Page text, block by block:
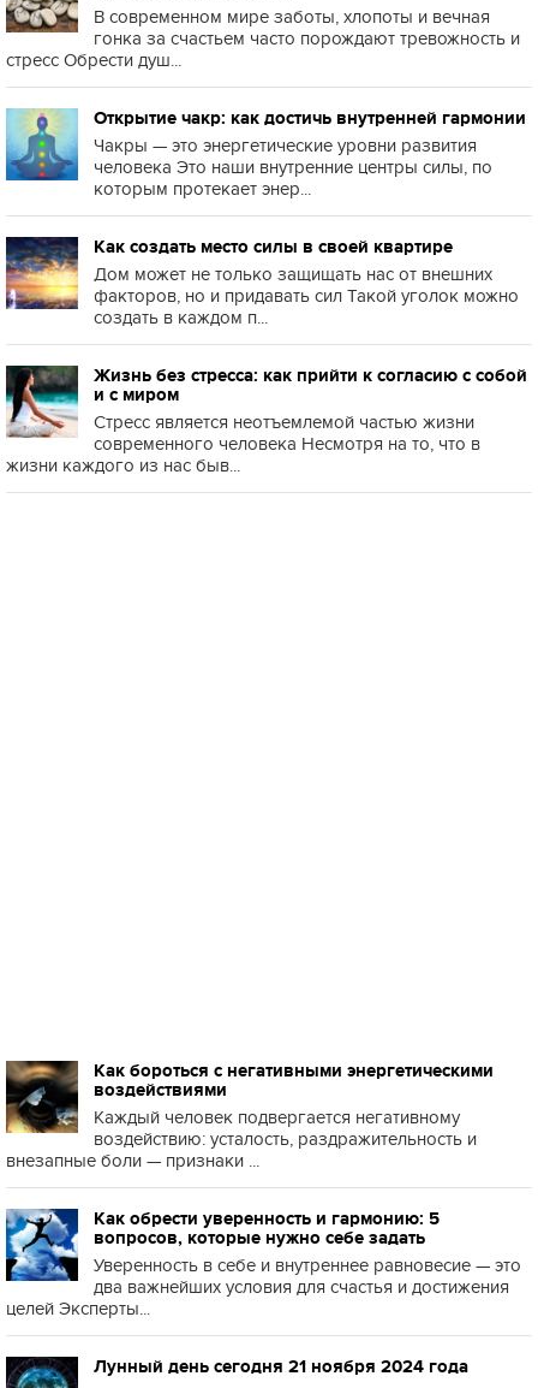
В современном мире заботы, хлопоты и вечная
гонка за счастьем часто порождают тревожность и
стресс Обрести душ...
Открытие чакр: как достичь внутренней гармонии
Чакры — это энергетические уровни развития
человека Это наши внутренние центры силы, по
которым протекает энер...
Как создать место силы в своей квартире
Дом может не только защищать нас от внешних
факторов, но и придавать сил Такой уголок можно
создать в каждом п...
Жизнь без стресса: как прийти к согласию с собой
и с миром
Стресс является неотъемлемой частью жизни
современного человека Несмотря на то, что в
жизни каждого из нас быв...
Как бороться с негативными энергетическими
воздействиями
Каждый человек подвергается негативному
воздействию: усталость, раздражительность и
внезапные боли — признаки ...
Как обрести уверенность и гармонию: 5
вопросов, которые нужно себе задать
Уверенность в себе и внутреннее равновесие — это
два важнейших условия для счастья и достижения
целей Эксперты...
Лунный день сегодня 21 ноября 2024 года